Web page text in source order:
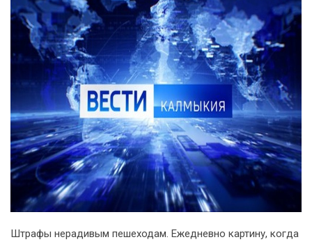
Штрафы нерадивым пешеходам. Ежедневно картину, когда